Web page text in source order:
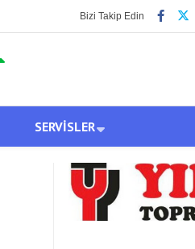
Bizi Takip Edin
SERVISLER